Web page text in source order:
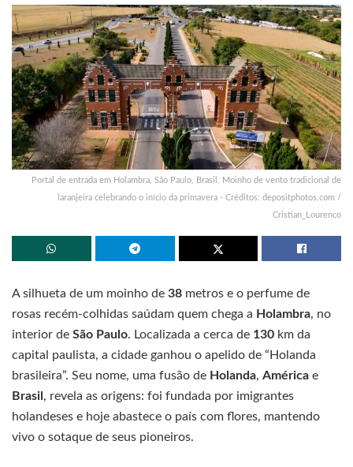
Portal de entrada em Holambra, São Paulo, Brasil. Moinho de vento tradicional de
laranjeira celebrando o início da primavera - Créditos: depositphotos.com /
Cristian_Lourenco
A silhueta de um moinho de 38 metros e o perfume de
rosas recém-colhidas saúdam quem chega a Holambra, no
interior de São Paulo. Localizada a cerca de 130 km da
capital paulista, a cidade ganhou o apelido de “Holanda
brasileira”. Seu nome, uma fusão de Holanda, América e
Brasil , revela as origens: foi fundada por imigrantes
holandeses e hoje abastece o país com flores, mantendo
vivo o sotaque de seus pioneiros.